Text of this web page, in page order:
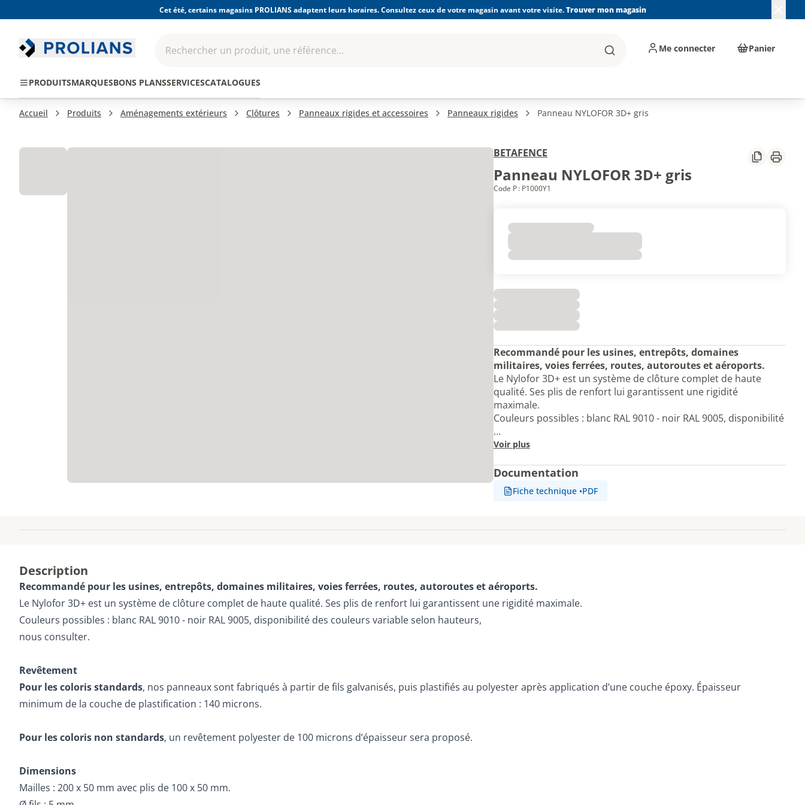
Cet été, certains magasins PROLIANS adaptent leurs horaires. Consultez ceux de votre magasin avant votre visite.Trouver mon magasin
Rechercher un produit, une référence... Rechercher
Me connecter Panier
PRODUITSMARQUESBONS PLANSSERVICESCATALOGUES
individuelle
Outillage Consommables
Accueil Produits Aménagements extérieurs Clôtures Panneaux rigides et accessoires Panneaux rigides Panneau NYLOFOR 3D+ gris
BETAFENCE
Partager
Panneau NYLOFOR 3D+ gris
Code P : P1000Y1
Recommandé pour les usines, entrepôts, domaines
militaires, voies ferrées, routes, autoroutes et aéroports.
Le Nylofor 3D+ est un système de clôture complet de haute
qualité. Ses plis de renfort lui garantissent une rigidité
maximale.
Couleurs possibles : blanc RAL 9010 - noir RAL 9005, disponibilité
…
Voir plus
Documentation
Fiche technique •PDF
Description
Recommandé pour les usines, entrepôts, domaines militaires, voies ferrées, routes, autoroutes et aéroports.
Le Nylofor 3D+ est un système de clôture complet de haute qualité. Ses plis de renfort lui garantissent une rigidité maximale.
Couleurs possibles : blanc RAL 9010 - noir RAL 9005, disponibilité des couleurs variable selon hauteurs,
nous consulter.
Revêtement
Pour les coloris standards, nos panneaux sont fabriqués à partir de fils galvanisés, puis plastifiés au polyester après application d’une couche époxy. Épaisseur
minimum de la couche de plastification : 140 microns.
Pour les coloris non standards, un revêtement polyester de 100 microns d’épaisseur sera proposé.
Dimensions
Mailles : 200 x 50 mm avec plis de 100 x 50 mm.